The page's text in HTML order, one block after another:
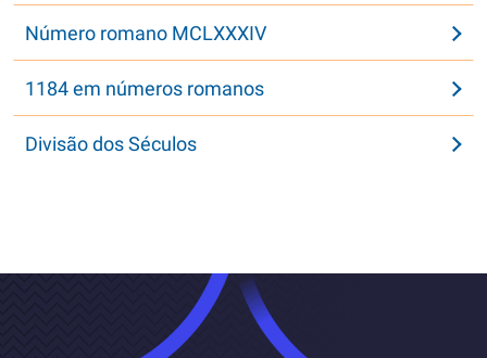
Número romano MCLXXXIV
1184 em números romanos
Divisão dos Séculos